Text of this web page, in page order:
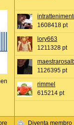
1608418 pt
lory663
1211328 pt
1126395 pt
rimmel
615214 pt
Diventa membro